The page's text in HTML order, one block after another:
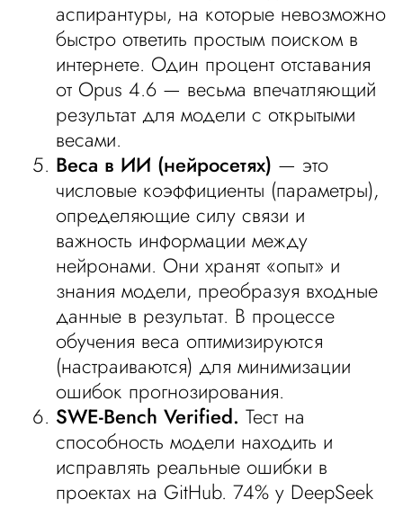
аспирантуры, на которые невозможно
быстро ответить простым поиском в
интернете. Один процент отставания
от Opus 4.6 — весьма впечатляющий
результат для модели с открытыми
весами.
Веса в ИИ (нейросетях) — это
числовые коэффициенты (параметры),
определяющие силу связи и
важность информации между
нейронами. Они хранят «опыт» и
знания модели, преобразуя входные
данные в результат. В процессе
обучения веса оптимизируются
(настраиваются) для минимизации
ошибок прогнозирования.
SWE-Bench Verified. Тест на
способность модели находить и
исправлять реальные ошибки в
проектах на GitHub. 74% у DeepSeek